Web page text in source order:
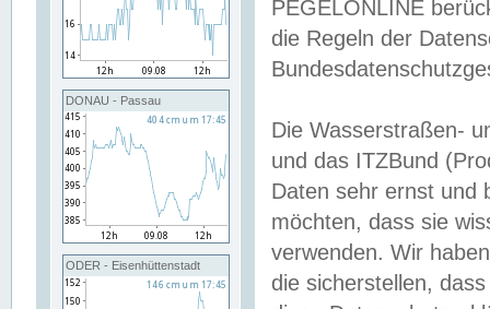
DONAU - Passau
ODER - Eisenhüttenstadt
PEGELONLINE
die Regeln der
Die Wasserstraßen-
und das ITZBund
Daten sehr ernst und
möchten, dass sie
verwenden. Wir
die sicherstellen,